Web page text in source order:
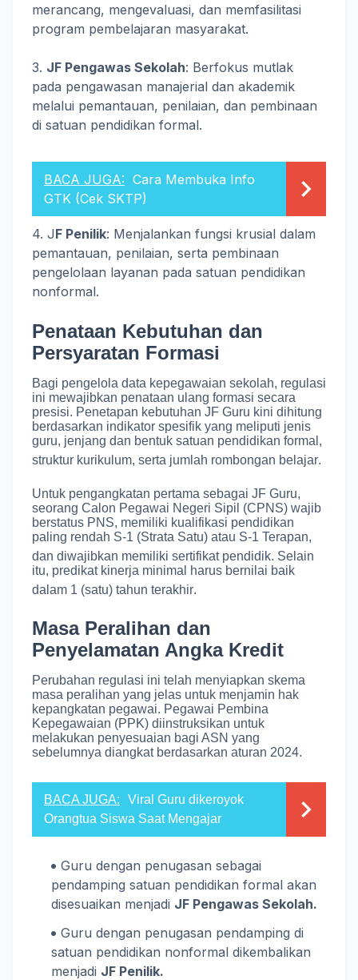
merancang, mengevaluasi, dan memfasilitasi
program pembelajaran masyarakat.
3. JF Pengawas Sekolah: Berfokus mutlak
pada pengawasan manajerial dan akademik
melalui pemantauan, penilaian, dan pembinaan
di satuan pendidikan formal.
BACA JUGA: Cara Membuka Info
GTK (Cek SKTP)
4. JF Penilik: Menjalankan fungsi krusial dalam
pemantauan, penilaian, serta pembinaan
pengelolaan layanan pada satuan pendidikan
nonformal.
Penataan Kebutuhan dan
Persyaratan Formasi
Bagi pengelola data kepegawaian sekolah, regulasi
ini mewajibkan penataan ulang formasi secara
presisi. Penetapan kebutuhan JF Guru kini dihitung
berdasarkan indikator spesifik yang meliputi jenis
guru, jenjang dan bentuk satuan pendidikan formal,
struktur kurikulum, serta jumlah rombongan belajar.
Untuk pengangkatan pertama sebagai JF Guru,
seorang Calon Pegawai Negeri Sipil (CPNS) wajib
berstatus PNS, memiliki kualifikasi pendidikan
paling rendah S-1 (Strata Satu) atau S-1 Terapan,
dan diwajibkan memiliki sertifikat pendidik. Selain
itu, predikat kinerja minimal harus bernilai baik
dalam 1 (satu) tahun terakhir.
Masa Peralihan dan
Penyelamatan Angka Kredit
Perubahan regulasi ini telah menyiapkan skema
masa peralihan yang jelas untuk menjamin hak
kepangkatan pegawai. Pegawai Pembina
Kepegawaian (PPK) diinstruksikan untuk
melakukan penyesuaian bagi ASN yang
sebelumnya diangkat berdasarkan aturan 2024.
BACA JUGA:
Viral Guru dikeroyok
Orangtua Siswa Saat Mengajar
Guru dengan penugasan sebagai
pendamping satuan pendidikan formal akan
disesuaikan menjadi JF Pengawas Sekolah.
Guru dengan penugasan pendamping di
satuan pendidikan nonformal dikembalikan
menjadi JF Penilik.